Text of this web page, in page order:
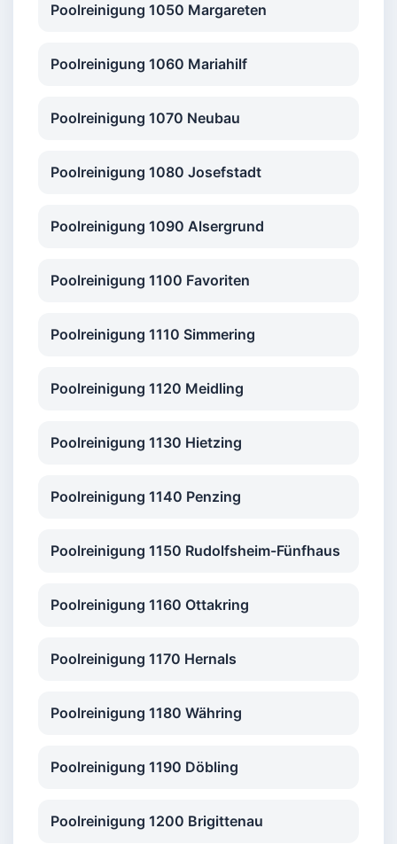
Poolreinigung 1050 Margareten
Poolreinigung 1060 Mariahilf
Poolreinigung 1070 Neubau
Poolreinigung 1080 Josefstadt
Poolreinigung 1090 Alsergrund
Poolreinigung 1100 Favoriten
Poolreinigung 1110 Simmering
Poolreinigung 1120 Meidling
Poolreinigung 1130 Hietzing
Poolreinigung 1140 Penzing
Poolreinigung 1150 Rudolfsheim-Fünfhaus
Poolreinigung 1160 Ottakring
Poolreinigung 1170 Hernals
Poolreinigung 1180 Währing
Poolreinigung 1190 Döbling
Poolreinigung 1200 Brigittenau